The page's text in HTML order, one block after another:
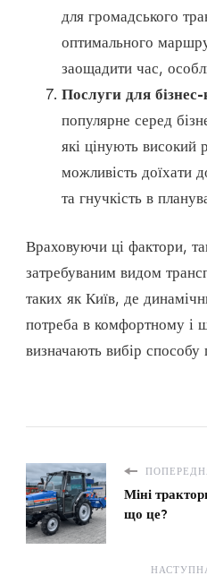
для громадського
оптимального
заощадити час,
Послуги для бізнес-
популярне серед
які цінують високий
можливість доїхати
та гнучкість в
Враховуючи ці фактори,
затребуваним видом
таких як Київ, де
потреба в комфортному і
визначають вибір способу
Міні
що це?